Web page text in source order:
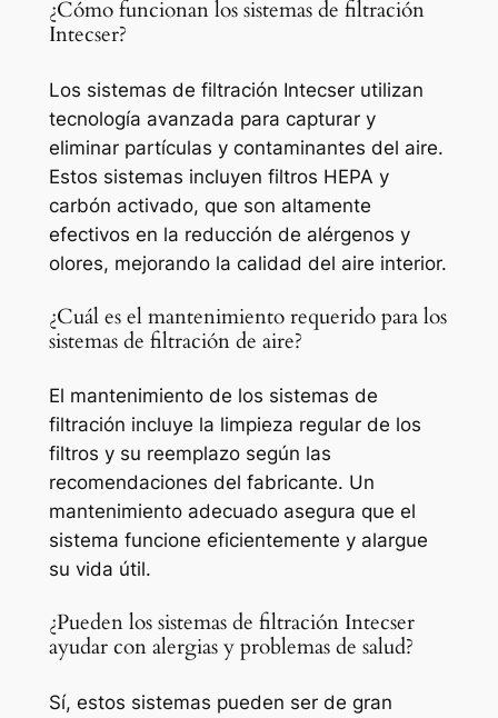
¿Cómo funcionan los sistemas de filtración
Intecser?
Los sistemas de filtración Intecser utilizan
tecnología avanzada para capturar y
eliminar partículas y contaminantes del aire.
Estos sistemas incluyen filtros HEPA y
carbón activado, que son altamente
efectivos en la reducción de alérgenos y
olores, mejorando la calidad del aire interior.
¿Cuál es el mantenimiento requerido para los
sistemas de filtración de aire?
El mantenimiento de los sistemas de
filtración incluye la limpieza regular de los
filtros y su reemplazo según las
recomendaciones del fabricante. Un
mantenimiento adecuado asegura que el
sistema funcione eficientemente y alargue
su vida útil.
¿Pueden los sistemas de filtración Intecser
ayudar con alergias y problemas de salud?
Sí, estos sistemas pueden ser de gran